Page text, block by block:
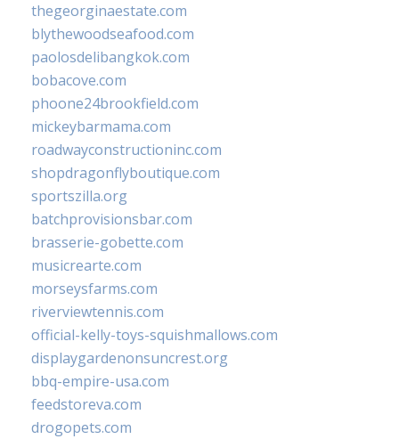
thegeorginaestate.com
blythewoodseafood.com
paolosdelibangkok.com
bobacove.com
phoone24brookfield.com
mickeybarmama.com
roadwayconstructioninc.com
shopdragonflyboutique.com
sportszilla.org
batchprovisionsbar.com
brasserie-gobette.com
musicrearte.com
morseysfarms.com
riverviewtennis.com
official-kelly-toys-squishmallows.com
displaygardenonsuncrest.org
bbq-empire-usa.com
feedstoreva.com
drogopets.com